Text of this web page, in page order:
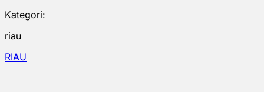
Kategori:
riau
RIAU